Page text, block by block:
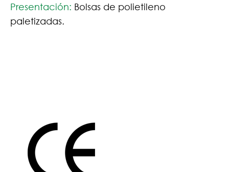
Presentación: Bolsas de polietileno
paletizadas.